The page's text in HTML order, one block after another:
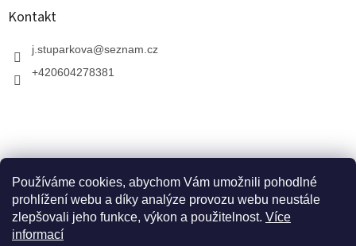
Používáme cookies, abychom Vám umožnili pohodlné
prohlížení webu a díky analýze provozu webu neustále
zlepšovali jeho funkce, výkon a použitelnost. Více
informacíV zahradnictví je možné osobně vybírat stromy a
Kontakt
j.stuparkova@seznam.cz
+420604278381